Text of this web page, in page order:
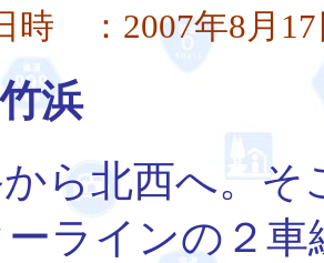
時 ：2007年8月17
浜
ら北西へ。そ
ラインの２車